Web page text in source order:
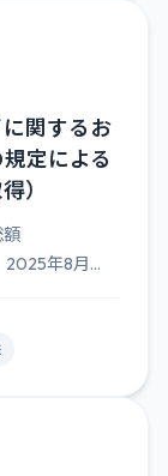
関するお
定による
）
年8月...